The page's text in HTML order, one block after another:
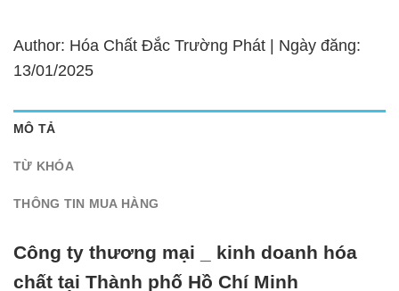
Author: Hóa Chất Đắc Trường Phát | Ngày đăng:
13/01/2025
MÔ TẢ
TỪ KHÓA
THÔNG TIN MUA HÀNG
Công ty thương mại _ kinh doanh hóa
chất tại Thành phố Hồ Chí Minh